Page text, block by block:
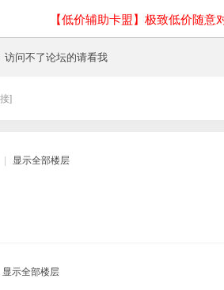
【低价辅助卡盟】极致低价随意
访问不了论坛的请看我
]
显示全部楼层
显示全部楼层